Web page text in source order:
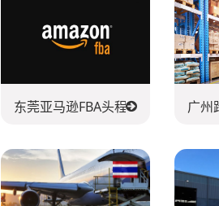
东莞亚马逊FBA头程派送公司 广州